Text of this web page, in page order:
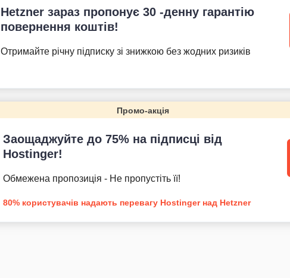
Hetzner зараз пропонує 30 -денну гарантію
повернення коштів!
Отримайте річну підписку зі знижкою без жодних ризиків
Промо-акція
Заощаджуйте до 75% на підписці від
Hostinger!
Обмежена пропозиція - Не пропустіть її!
80% користувачів надають перевагу Hostinger над Hetzner